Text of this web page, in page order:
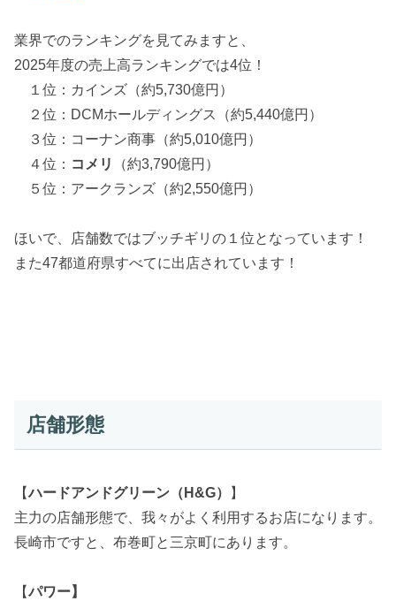
業界でのランキングを見てみますと、
2025年度の売上高ランキングでは4位！
１位：カインズ（約5,730億円）
２位：DCMホールディングス（約5,440億円）
３位：コーナン商事（約5,010億円）
４位： コメリ
（約3,790億円）
５位：アークランズ（約2,550億円）
ほいで、店舗数ではブッチギリの１位となっています！
また47都道府県すべてに出店されています！
店舗形態
【ハードアンドグリーン（H&G）
】
主力の店舗形態で、我々がよく利用するお店になります。
長崎市ですと、布巻町と三京町にあります。
【パワー】